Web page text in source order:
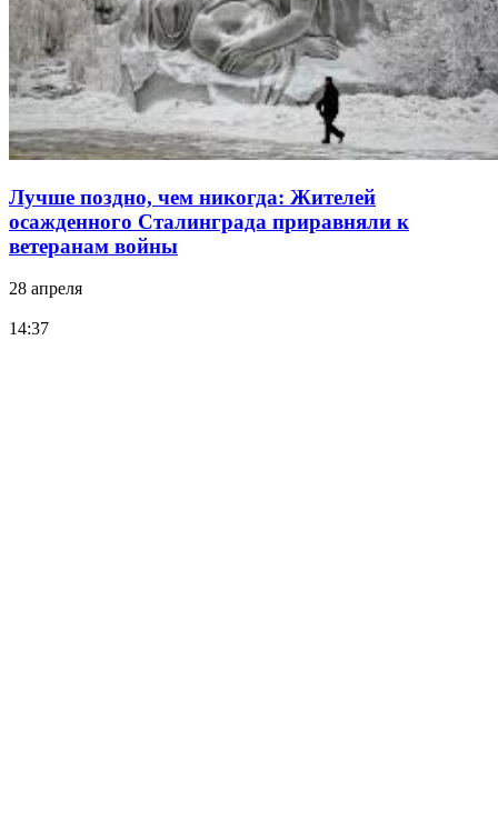
Лучше поздно, чем никогда: Жителей
осажденного Сталинграда приравняли к
ветеранам войны
28 апреля
14:37